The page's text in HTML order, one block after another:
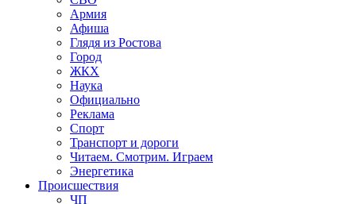
Армия
Афиша
Глядя из Ростова
Город
ЖКХ
Наука
Официально
Реклама
Спорт
Транспорт и дороги
Читаем. Смотрим. Играем
Энергетика
Происшествия
ЧП